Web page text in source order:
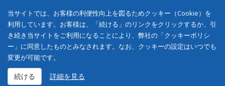
当サイトでは、お客様の利便性向上を図るためクッキー（Cookie）を
利用しています。お客様は、「続ける」のリンクをクリックするか、引
き続き当サイトをご利用になることにより、弊社の「クッキーポリシ
ー」に同意したものとみなされます。なお、クッキーの設定はいつでも
変更が可能です。
続ける 詳細を見る